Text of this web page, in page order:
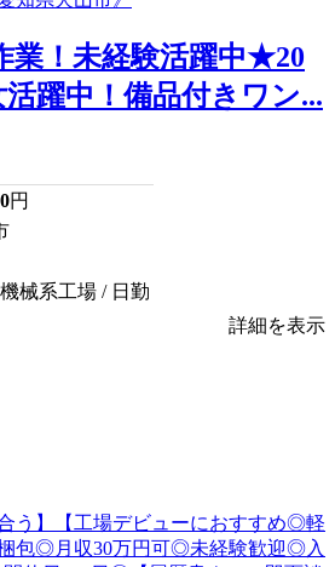
業！未経験活躍中★20
躍中！備品付きワン...
円
械系工場 / 日勤
詳細を表示